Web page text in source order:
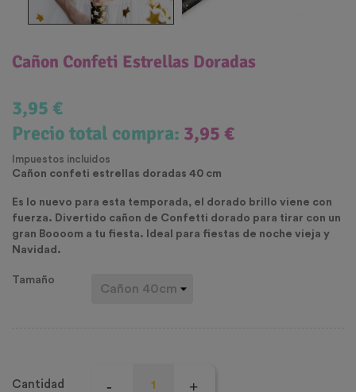
Cañon Confeti Estrellas Doradas
3,95 €
Precio total compra: 3,95 €
Impuestos incluidos
Cañon confeti estrellas doradas 40 cm
Es lo nuevo para esta temporada, el dorado brillo viene con
fuerza. Divertido cañon de Confetti dorado para tirar con un
gran Boooom a tu fiesta. Ideal para fiestas de noche vieja y
Navidad.
Tamaño
Cantidad